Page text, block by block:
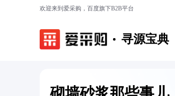
欢迎来到爱采购，百度旗下B2B平台
寻源宝典